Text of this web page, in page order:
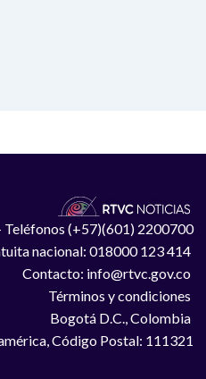
Teléfonos (+57)(601) 2200700
nacional: 018000 123 414
Contacto: info@rtvc.gov.co
Términos y condiciones
Bogotá D.C., Colombia
Código Postal: 111321